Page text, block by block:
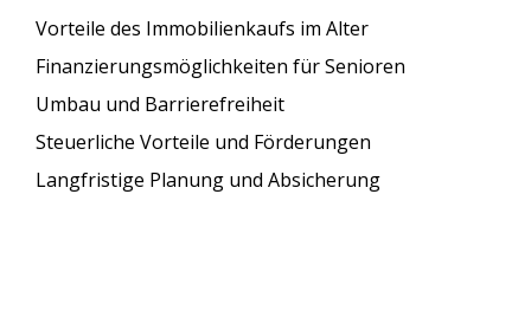
Vorteile des Immobilienkaufs im Alter
Finanzierungsmöglichkeiten für Senioren
Umbau und Barrierefreiheit
Steuerliche Vorteile und Förderungen
Langfristige Planung und Absicherung